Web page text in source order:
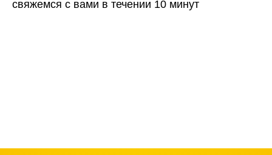
свяжемся с вами в течении 10 минут